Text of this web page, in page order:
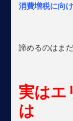
消費増税に向
諦めるのはま
実はエ
は